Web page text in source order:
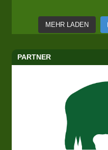
MEHR LADEN
PARTNER